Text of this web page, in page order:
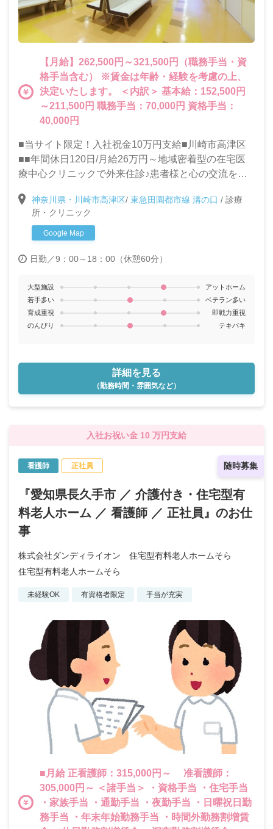
【月給】262,500円～321,500円（職務手当・資
格手当含む） ※賃金は年齢・経験を考慮の上、
決定いたします。 ＜内訳＞ 基本給：152,500円
～211,500円 職務手当：70,000円 資格手当：
40,000円
■当サイト限定！入社祝金10万円支給■川崎市高津区
■■年間休日120日/月給26万円～地域密着型の在宅医
療中心クリニックで外来住診♪患者様と心の交流を大
神奈川県・川崎市高津区/ 東急田園都市線 溝の口 / 診療
所・クリニック
Google Map
日勤／9：00～18：00（休憩60分）
大型施設
アットホーム
若手多い
ベテラン多い
育成重視
即戦力重視
のんびり
テキパキ
詳細を見る
（勤務時間・雰囲気など）
入社お祝い金 10 万円支給
随時募集
看護師 正社員
『愛知県長久手市 ／ 介護付き・住宅型有
料老人ホーム ／ 看護師 ／ 正社員』のお仕
事
株式会社ダンディライオン 住宅型有料老人ホームそら
住宅型有料老人ホームそら
未経験OK 有資格者限定 手当が充実
■月給 正看護師：315,000円～ 准看護師：
305,000円～ ＜諸手当＞ ・資格手当 ・住宅手当
・家族手当 ・通勤手当 ・夜勤手当 ・日曜祝日勤
務手当 ・年末年始勤務手当 ・時間外勤務割増賃